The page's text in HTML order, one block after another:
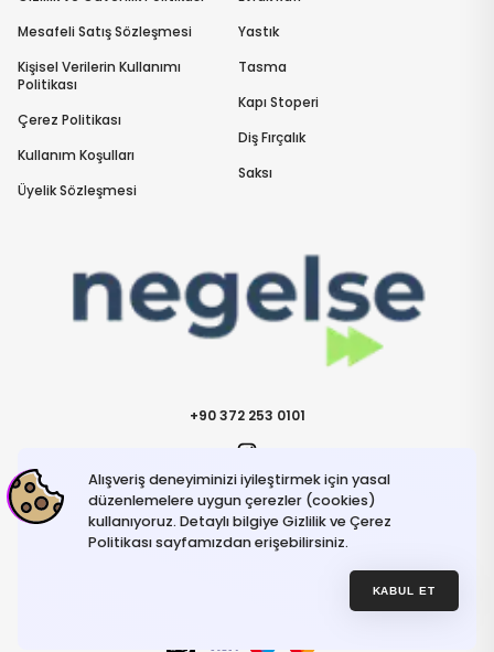
Alışveriş deneyiminizi iyileştirmek için yasal
düzenlemelere uygun çerezler (cookies)
kullanıyoruz. Detaylı bilgiye Gizlilik ve Çerez
Politikası sayfamızdan erişebilirsiniz.
KABUL ET
+90 372 253 0101
İletişime Geçininfo@negelse.com
Mesafeli Satış Sözleşmesi
Kişisel Verilerin Kullanımı
Politikası
Çerez Politikası
Kullanım Koşulları
Üyelik Sözleşmesi
Yastık
Tasma
Kapı Stoperi
Diş Fırçalık
Saksı